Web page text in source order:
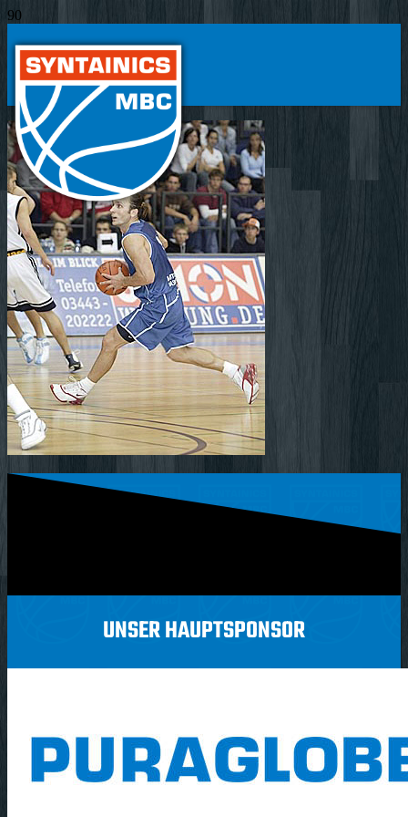
UNSER HAUPTSPONSOR